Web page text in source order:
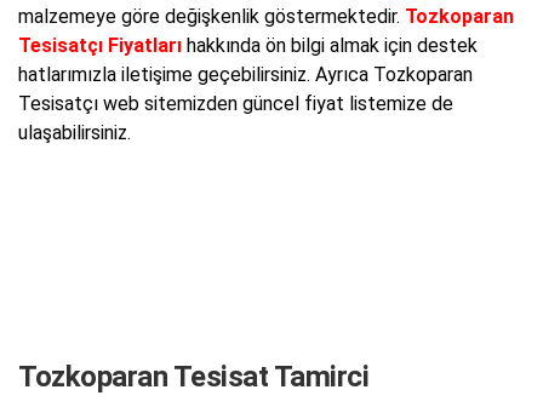
malzemeye göre değişkenlik göstermektedir. Tozkoparan
Tesisatçı Fiyatları hakkında ön bilgi almak için destek
hatlarımızla iletişime geçebilirsiniz. Ayrıca Tozkoparan
Tesisatçı web sitemizden güncel fiyat listemize de
ulaşabilirsiniz.
Tozkoparan Tesisat Tamirci